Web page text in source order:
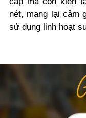
nét, mang lại cảm
sử dụng linh hoạt